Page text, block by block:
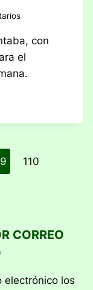
con
el
110
CORREO
electrónico los